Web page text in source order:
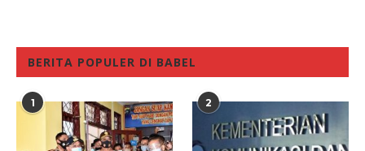
BERITA POPULER DI BABEL
1 2